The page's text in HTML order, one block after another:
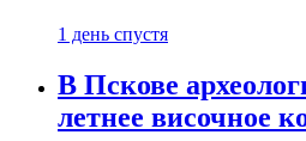
1 день спустя
В Пскове
летнее височное